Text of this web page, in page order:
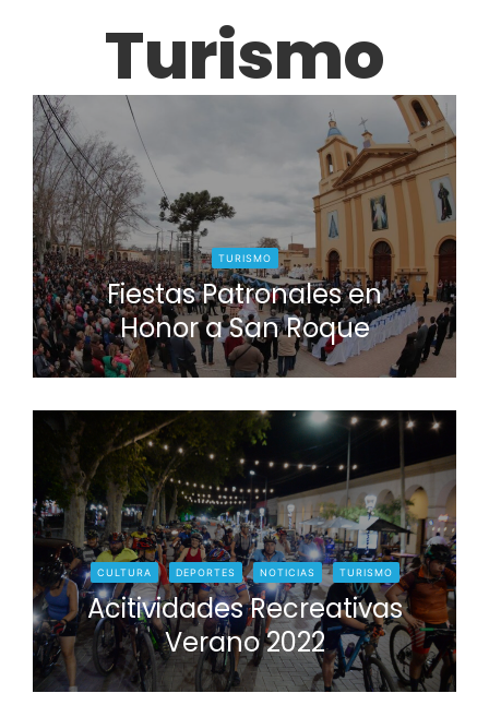
Turismo
TURISMO
Fiestas Patronales en
Honor a San Roque
CULTURA DEPORTES NOTICIAS TURISMO
Acitividades Recreativas
Verano 2022